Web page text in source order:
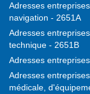
Adresses
navigation - 2651A
Adresses
technique - 2651B
Adresses
Adresses
médicale,